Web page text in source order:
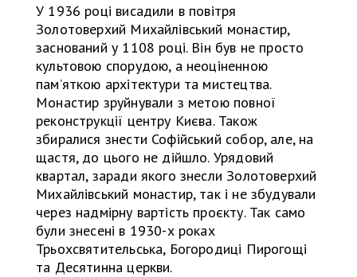
У 1936 році висадили в повітря
Золотоверхий Михайлівський монастир,
заснований у 1108 році. Він був не просто
культовою спорудою, а неоціненною
пам’яткою архітектури та мистецтва.
Монастир зруйнували з метою повної
реконструкції центру Києва. Також
збиралися знести Софійський собор, але, на
щастя, до цього не дійшло. Урядовий
квартал, заради якого знесли Золотоверхий
Михайлівський монастир, так і не збудували
через надмірну вартість проєкту. Так само
були знесені в 1930-х роках
Трьохсвятительська, Богородиці Пирогощі
та Десятинна церкви.